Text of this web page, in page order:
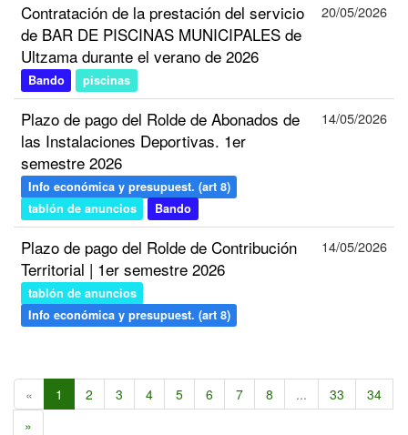
Contratación de la prestación del servicio
de BAR DE PISCINAS MUNICIPALES de
Ultzama durante el verano de 2026
Bando piscinas
20/05/2026
Plazo de pago del Rolde de Abonados de
las Instalaciones Deportivas. 1er
semestre 2026
Info económica y presupuest. (art 8)
tablón de anuncios
Bando
14/05/2026
Plazo de pago del Rolde de Contribución
Territorial | 1er semestre 2026
tablón de anuncios
Info económica y presupuest. (art 8)
14/05/2026
« 1 2 3 4 5 6 7 8 ... 33
34
»